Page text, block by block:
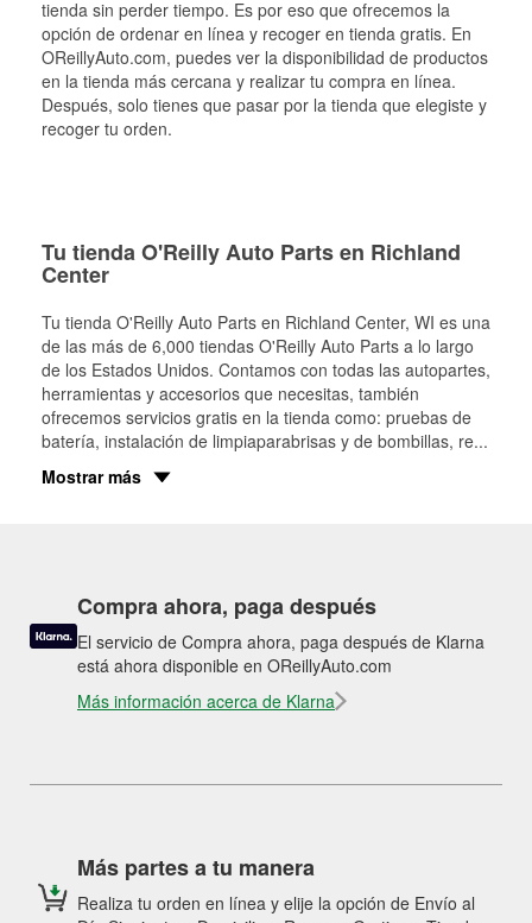
tienda sin perder tiempo. Es por eso que ofrecemos la
opción de ordenar en línea y recoger en tienda gratis. En
OReillyAuto.com, puedes ver la disponibilidad de productos
en la tienda más cercana y realizar tu compra en línea.
Después, solo tienes que pasar por la tienda que elegiste y
recoger tu orden.
Tu tienda O'Reilly Auto Parts en Richland
Center
Tu tienda O'Reilly Auto Parts en Richland Center, WI es una
de las más de 6,000 tiendas O'Reilly Auto Parts a lo largo
de los Estados Unidos. Contamos con todas las autopartes,
herramientas y accesorios que necesitas, también
ofrecemos servicios gratis en la tienda como: pruebas de
batería, instalación de limpiaparabrisas y de bombillas, re...
Mostrar más
Compra ahora, paga después
El servicio de Compra ahora, paga después de Klarna
está ahora disponible en OReillyAuto.com
Más información acerca de Klarna
Más partes a tu manera
Realiza tu orden en línea y elije la opción de Envío al